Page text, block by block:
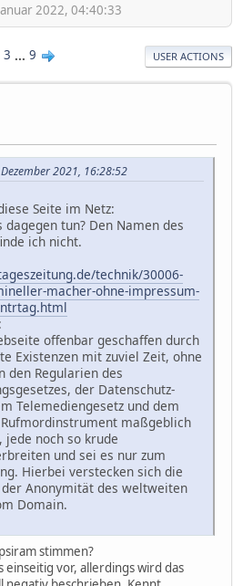
2022, 04:40:33
3 ... 9 USER ACTIONS
2021, 16:28:52
Seite im Netz:
tun? Den Namen des
ich nicht.
technik/30006-
macher-ohne-impressum-
offenbar geschaffen durch
Existenzen mit zuviel Zeit, ohne
den Regularien des
der Datenschutz-
Telemediengesetz und dem
maßgeblich
noch so krude
und sei es nur zum
Hierbei verstecken sich die
Anonymität des weltweiten
Domain.
stimmen?
einseitig vor, allerdings wird das